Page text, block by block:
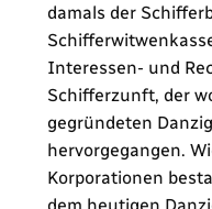
damals der
Interessen- und
Schifferzunft, der
gegründeten
hervorgegangen.
Korporationen